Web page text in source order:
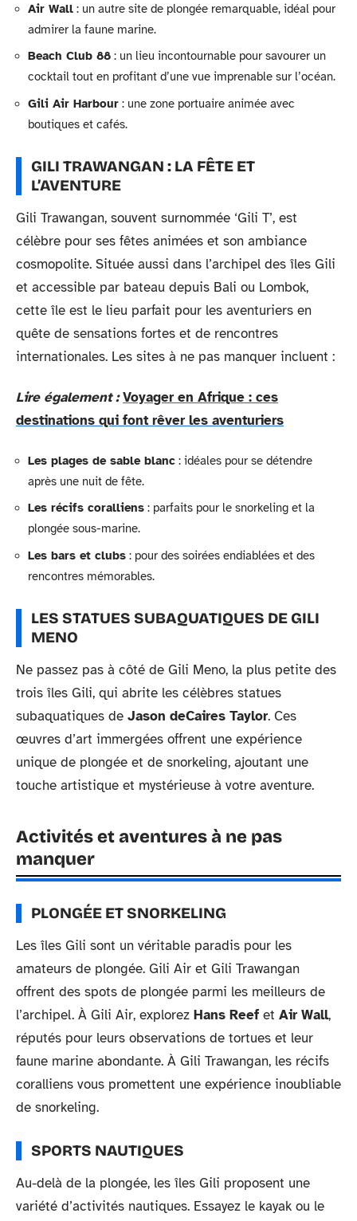
Air Wall : un autre site de plongée remarquable, idéal pour
admirer la faune marine.
Beach Club 88 : un lieu incontournable pour savourer un
cocktail tout en profitant d’une vue imprenable sur l’océan.
Gili Air Harbour : une zone portuaire animée avec
boutiques et cafés.
GILI TRAWANGAN : LA FÊTE ET
L’AVENTURE
Gili Trawangan, souvent surnommée ‘Gili T’, est
célèbre pour ses fêtes animées et son ambiance
cosmopolite. Située aussi dans l’archipel des îles Gili
et accessible par bateau depuis Bali ou Lombok,
cette île est le lieu parfait pour les aventuriers en
quête de sensations fortes et de rencontres
internationales. Les sites à ne pas manquer incluent :
Lire également : Voyager en Afrique : ces
destinations qui font rêver les aventuriers
Les plages de sable blanc : idéales pour se détendre
après une nuit de fête.
Les récifs coralliens : parfaits pour le snorkeling et la
plongée sous-marine.
Les bars et clubs : pour des soirées endiablées et des
rencontres mémorables.
LES STATUES SUBAQUATIQUES DE GILI
MENO
Ne passez pas à côté de Gili Meno, la plus petite des
trois îles Gili, qui abrite les célèbres statues
subaquatiques de Jason deCaires Taylor. Ces
œuvres d’art immergées offrent une expérience
unique de plongée et de snorkeling, ajoutant une
touche artistique et mystérieuse à votre aventure.
Activités et aventures à ne pas
manquer
PLONGÉE ET SNORKELING
Les îles Gili sont un véritable paradis pour les
amateurs de plongée. Gili Air et Gili Trawangan
offrent des spots de plongée parmi les meilleurs de
l’archipel. À Gili Air, explorez Hans Reef et Air Wall,
réputés pour leurs observations de tortues et leur
faune marine abondante. À Gili Trawangan, les récifs
coralliens vous promettent une expérience inoubliable
de snorkeling.
SPORTS NAUTIQUES
Au-delà de la plongée, les îles Gili proposent une
variété d’activités nautiques. Essayez le kayak ou le